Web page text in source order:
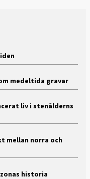
medeltida gravar
liv i stenålderns
mellan norra och
historia